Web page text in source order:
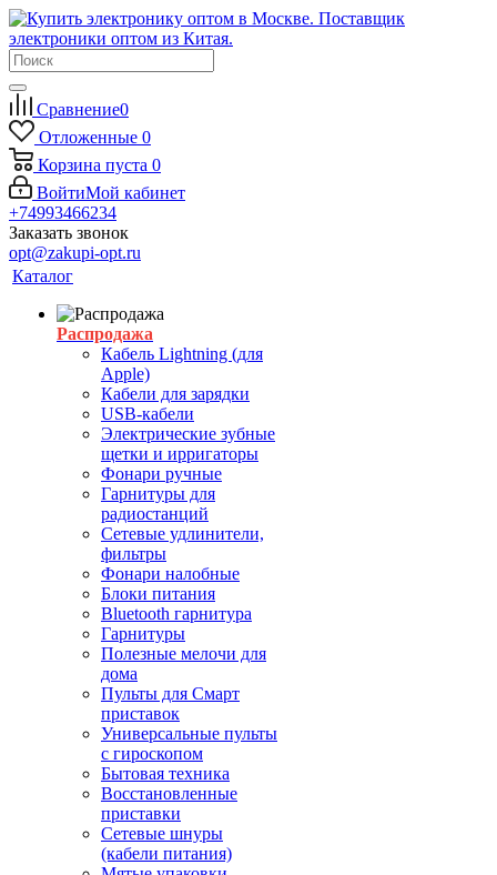
Сравнение0
Отложенные 0
Корзина пуста 0
ВойтиМой кабинет
+74993466234
Заказать звонок
opt@zakupi-opt.ru
Каталог
Распродажа
Кабель Lightning (для
Apple)
Кабели для зарядки
USB-кабели
Электрические зубные
щетки и ирригаторы
Фонари ручные
Гарнитуры для
радиостанций
Сетевые удлинители,
фильтры
Фонари налобные
Блоки питания
Bluetooth гарнитура
Гарнитуры
Полезные мелочи для
дома
Пульты для Смарт
приставок
Универсальные пульты
с гироскопом
Бытовая техника
Восстановленные
приставки
Сетевые шнуры
(кабели питания)